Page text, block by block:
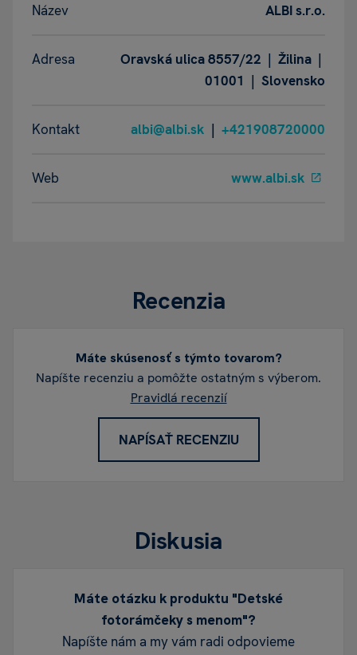
Název ALBI s.r.o.
Adresa
Oravská ulica 8557/22 | Žilina |
01001 | Slovensko
Kontakt albi@albi.sk | +421908720000
Web www.albi.sk
Recenzia
Máte skúsenosť s týmto tovarom?
Napíšte recenziu a pomôžte ostatným s výberom.
Pravidlá recenzií
NAPÍSAŤ RECENZIU
Diskusia
Máte otázku k produktu "Detské
fotorámčeky s menom"?
Napíšte nám a my vám radi odpovieme